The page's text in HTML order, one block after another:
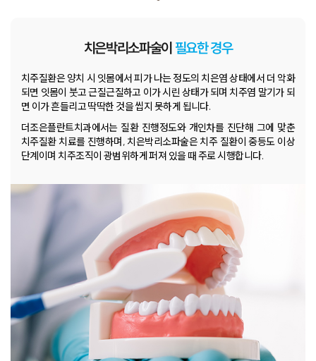
더조은플란트의 특별함
임플란트
치아교정
일반진료
커뮤니티
치은박리소파술이 필요한 경우
치주질환은 양치 시 잇몸에서 피가 나는 정도의 치은염 상태에서 더 악화
되면 잇몸이 붓고 근질근질하고 이가 시린 상태가 되며 치주염 말기가 되
면 이가 흔들리고 딱딱한 것을 씹지 못하게 됩니다.
더조은플란트치과에서는 질환 진행정도와 개인차를 진단해 그에 맞춘
치주질환 치료를 진행하며, 치은박리소파술은 치주 질환이 중등도 이상
단계이며 치주조직이 광범위하게 퍼져 있을 때 주로 시행합니다.